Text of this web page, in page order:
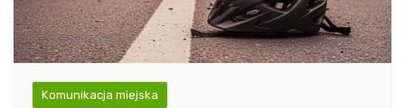
Komunikacja miejska